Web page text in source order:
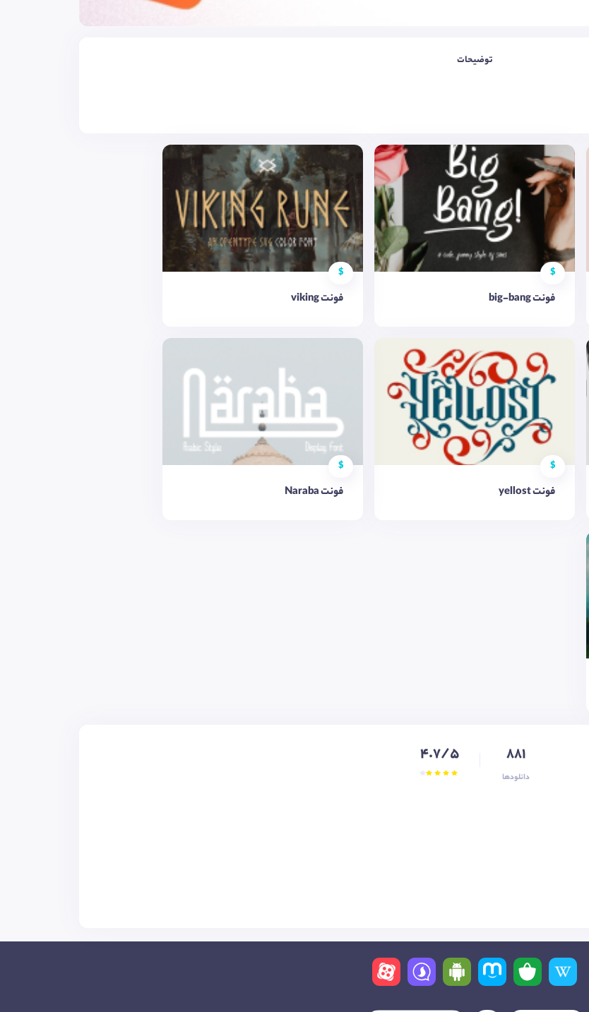
توضیحات
$
فونت big-bang
$
فونت viking
$
فونت yellost
$
فونت Naraba
881
دانلودها
4.7/5